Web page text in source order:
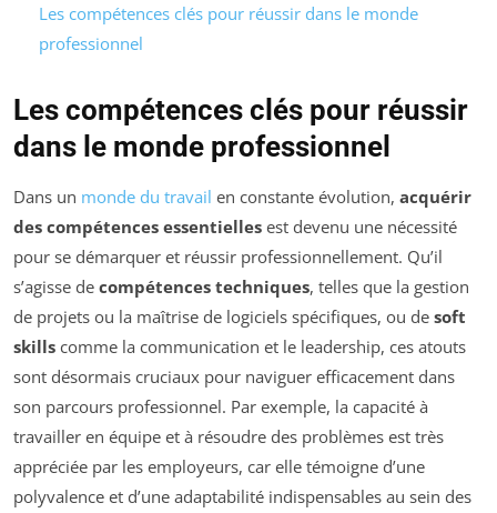
Les compétences clés pour réussir dans le monde
professionnel
Les compétences clés pour réussir
dans le monde professionnel
Dans un monde du travail en constante évolution, acquérir
des compétences essentielles est devenu une nécessité
pour se démarquer et réussir professionnellement. Qu’il
s’agisse de compétences techniques, telles que la gestion
de projets ou la maîtrise de logiciels spécifiques, ou de soft
skills comme la communication et le leadership, ces atouts
sont désormais cruciaux pour naviguer efficacement dans
son parcours professionnel. Par exemple, la capacité à
travailler en équipe et à résoudre des problèmes est très
appréciée par les employeurs, car elle témoigne d’une
polyvalence et d’une adaptabilité indispensables au sein des